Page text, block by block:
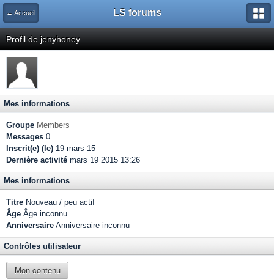
← Accueil LS forums
Profil de jenyhoney
Mes informations
Groupe Members
Messages 0
Inscrit(e) (le) 19-mars 15
Dernière activité mars 19 2015 13:26
Mes informations
Titre Nouveau / peu actif
Âge Âge inconnu
Anniversaire Anniversaire inconnu
Contrôles utilisateur
Mon contenu